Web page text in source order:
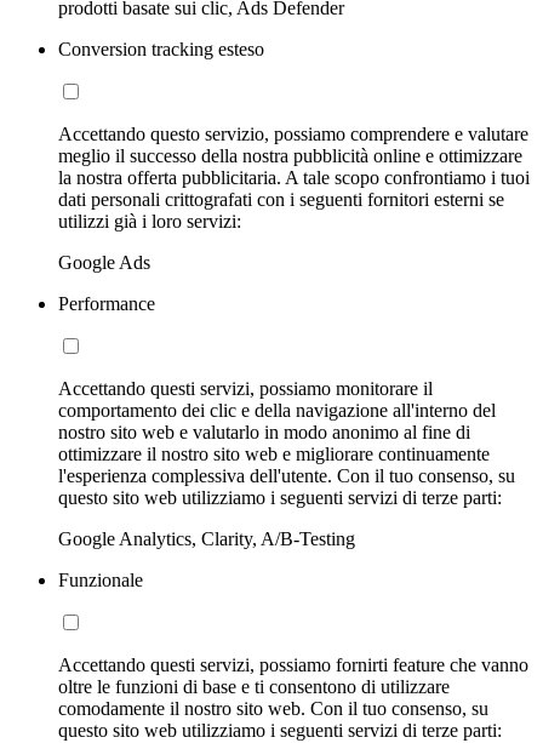
prodotti basate sui clic, Ads Defender
Conversion tracking esteso
Accettando questo servizio, possiamo comprendere e valutare
meglio il successo della nostra pubblicità online e ottimizzare
la nostra offerta pubblicitaria. A tale scopo confrontiamo i tuoi
dati personali crittografati con i seguenti fornitori esterni se
utilizzi già i loro servizi:
Google Ads
Performance
Accettando questi servizi, possiamo monitorare il
comportamento dei clic e della navigazione all'interno del
nostro sito web e valutarlo in modo anonimo al fine di
ottimizzare il nostro sito web e migliorare continuamente
l'esperienza complessiva dell'utente. Con il tuo consenso, su
questo sito web utilizziamo i seguenti servizi di terze parti:
Google Analytics, Clarity, A/B-Testing
Funzionale
Accettando questi servizi, possiamo fornirti feature che vanno
oltre le funzioni di base e ti consentono di utilizzare
comodamente il nostro sito web. Con il tuo consenso, su
questo sito web utilizziamo i seguenti servizi di terze parti: